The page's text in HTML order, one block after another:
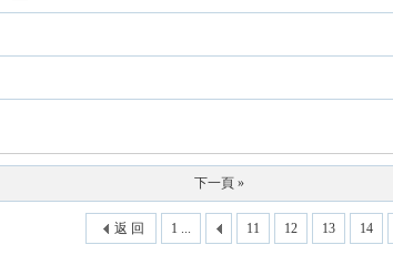
下一頁 »
1 ... 11 12 13 14
返 回